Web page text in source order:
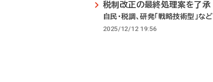
税制改正の最終処理案を了承
自民・税調、研発「戦略技術型」など
2025/12/12 19:56